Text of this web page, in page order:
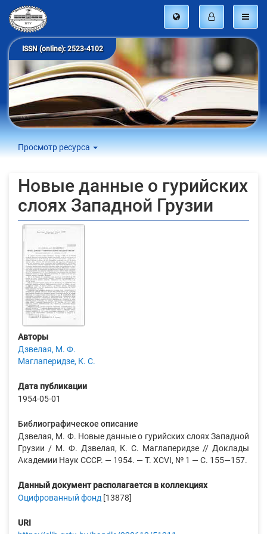
ISSN (online): 2523-4102
Просмотр ресурса
Новые данные о гурийских
слоях Западной Грузии
Авторы
Дзвелая, М. Ф.
Маглаперидзе, К. С.
Дата публикации
1954-05-01
Библиографическое описание
Дзвелая, М. Ф. Новые данные о гурийских слоях Западной
Грузии / М. Ф. Дзвелая, К. С. Маглаперидзе // Доклады
Академии Наук СССР. — 1954. — Т. XСVI, № 1 — С. 155—157.
Данный документ располагается в коллекциях
Оцифрованный фонд [13878]
URI